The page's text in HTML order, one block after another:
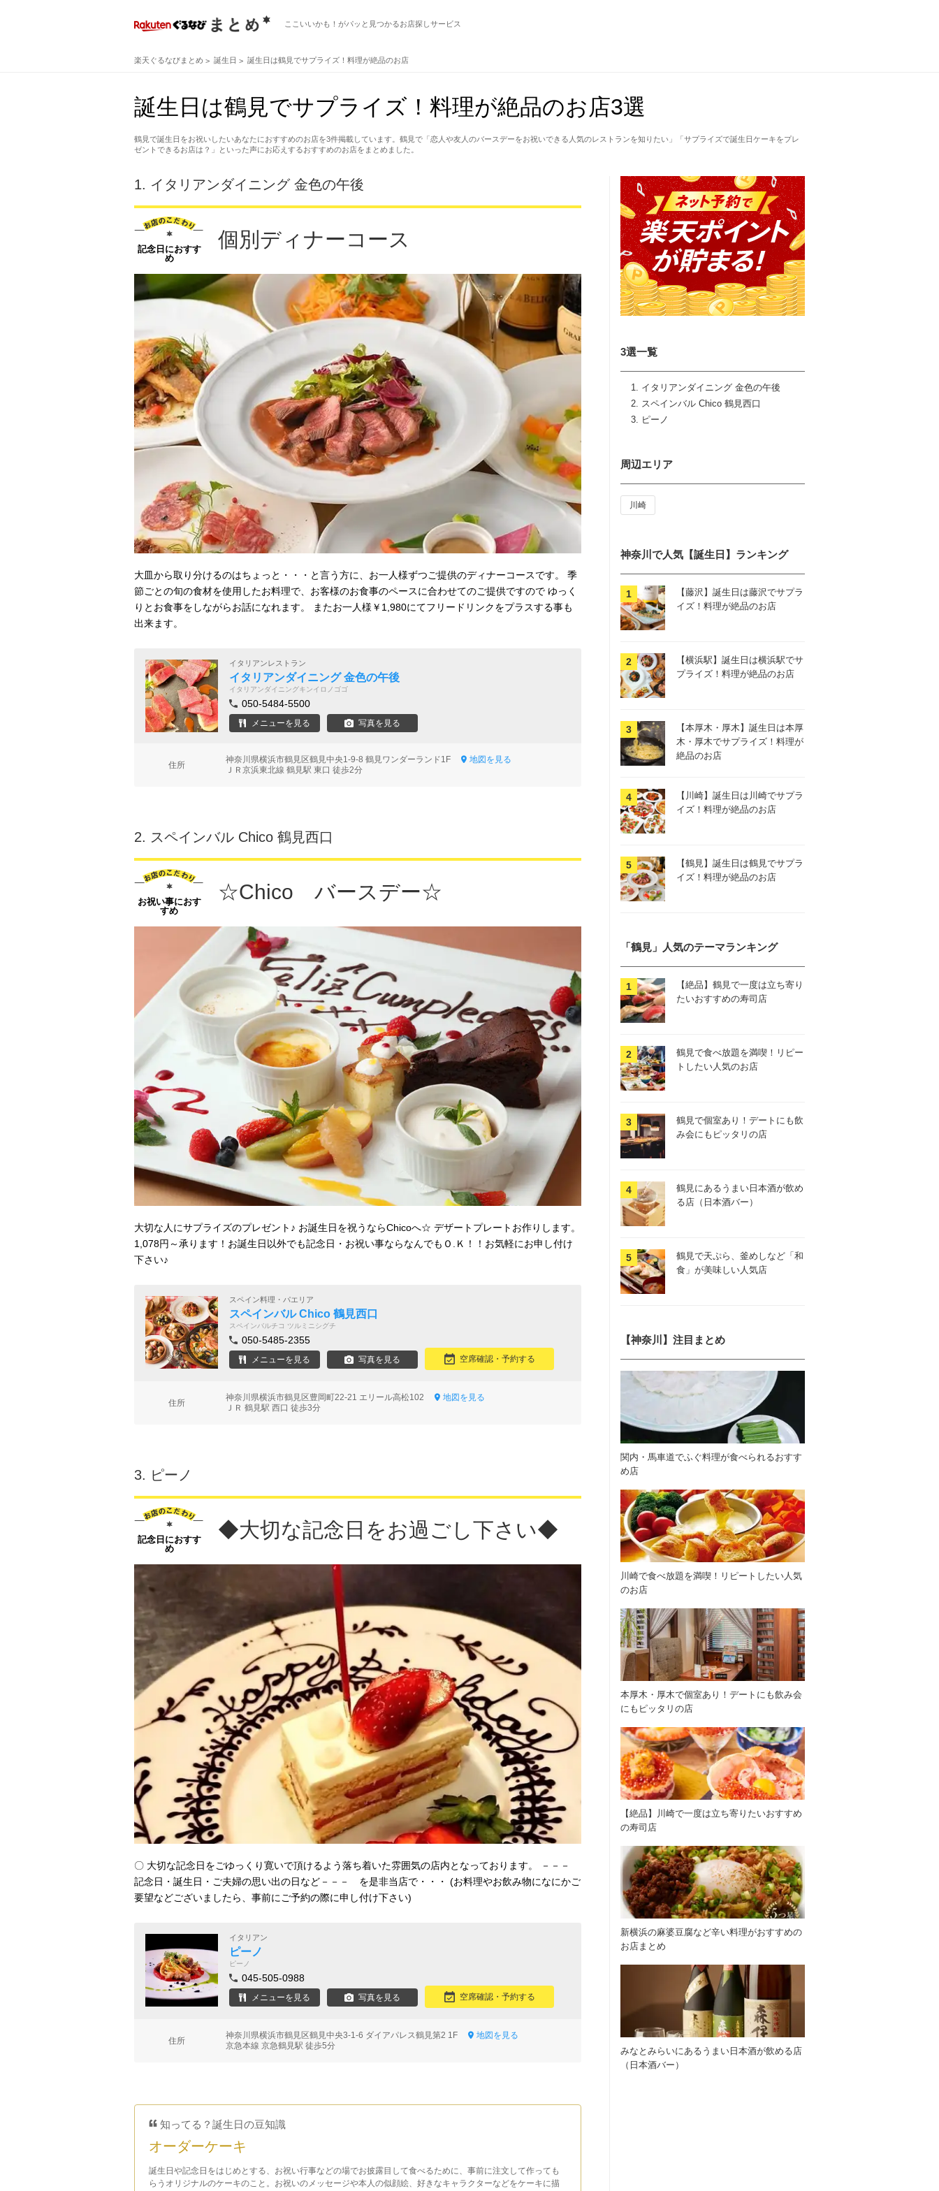
ここいいかも！がパッと見つかるお店探しサービス
楽天ぐるなびまとめ 誕生日 誕生日は鶴見でサプライズ！料理が絶品のお店
誕生日は鶴見でサプライズ！料理が絶品のお店3選
鶴見で誕生日をお祝いしたいあなたにおすすめのお店を3件掲載しています。鶴見で「恋人や友人のバースデーをお祝いできる人気のレストランを知りたい」「サプライズで誕生日ケーキをプレ
ゼントできるお店は？」といった声にお応えするおすすめのお店をまとめました。
3選一覧
イタリアンダイニング 金色の午後
スペインバル Chico 鶴見西口
ピーノ
1. イタリアンダイニング 金色の午後
記念日におすす
め
個別ディナーコース
大皿から取り分けるのはちょっと・・・と言う方に、お一人様ずつご提供のディナーコースです。 季
節ごとの旬の食材を使用したお料理で、お客様のお食事のペースに合わせてのご提供ですので ゆっく
りとお食事をしながらお話になれます。 またお一人様￥1,980にてフリードリンクをプラスする事も
出来ます。
イタリアンレストラン
イタリアンダイニング 金色の午後
イタリアンダイニングキンイロノゴゴ
050-5484-5500
メニューを見る 写真を見る
住所
神奈川県横浜市鶴見区鶴見中央1-9-8 鶴見ワンダーランド1F
地図を見る
ＪＲ京浜東北線 鶴見駅 東口 徒歩2分
2. スペインバル Chico 鶴見西口
お祝い事におす
すめ
☆Chico バースデー☆
大切な人にサプライズのプレゼント♪ お誕生日を祝うならChicoへ☆ デザートプレートお作りします。
1,078円～承ります！お誕生日以外でも記念日・お祝い事ならなんでもＯ.Ｋ！！お気軽にお申し付け
下さい♪
スペイン料理・パエリア
スペインバル Chico 鶴見西口
スペインバルチコ ツルミニシグチ
050-5485-2355
メニューを見る 写真を見る 空席確認・予約する
住所
神奈川県横浜市鶴見区豊岡町22-21 エリール高松102
地図を見る
ＪＲ 鶴見駅 西口 徒歩3分
3. ピーノ
記念日におすす
め
◆大切な記念日をお過ごし下さい◆
〇 大切な記念日をごゆっくり寛いで頂けるよう落ち着いた雰囲気の店内となっております。 －－－
記念日・誕生日・ご夫婦の思い出の日など－－－ を是非当店で・・・ (お料理やお飲み物になにかご
要望などございましたら、事前にご予約の際に申し付け下さい)
イタリアン
ピーノ
ピーノ
045-505-0988
メニューを見る 写真を見る 空席確認・予約する
住所
神奈川県横浜市鶴見区鶴見中央3-1-6 ダイアパレス鶴見第2 1F
地図を見る
京急本線 京急鶴見駅 徒歩5分
知ってる？誕生日の豆知識
オーダーケーキ
誕生日や記念日をはじめとする、お祝い行事などの場でお披露目して食べるために、事前に注文して作っても
らうオリジナルのケーキのこと。お祝いのメッセージや本人の似顔絵、好きなキャラクターなどをケーキに描
周辺エリア
川崎
神奈川で人気【誕生日】ランキング
【藤沢】誕生日は藤沢でサプラ
イズ！料理が絶品のお店
【横浜駅】誕生日は横浜駅でサ
プライズ！料理が絶品のお店
【本厚木・厚木】誕生日は本厚
木・厚木でサプライズ！料理が
絶品のお店
【川崎】誕生日は川崎でサプラ
イズ！料理が絶品のお店
【鶴見】誕生日は鶴見でサプラ
イズ！料理が絶品のお店
「鶴見」人気のテーマランキング
【絶品】鶴見で一度は立ち寄り
たいおすすめの寿司店
鶴見で食べ放題を満喫！リピー
トしたい人気のお店
鶴見で個室あり！デートにも飲
み会にもピッタリの店
鶴見にあるうまい日本酒が飲め
る店（日本酒バー）
鶴見で天ぷら、釜めしなど「和
食」が美味しい人気店
【神奈川】注目まとめ
関内・馬車道でふぐ料理が食べられるおすす
め店
川崎で食べ放題を満喫！リピートしたい人気
のお店
本厚木・厚木で個室あり！デートにも飲み会
にもピッタリの店
【絶品】川崎で一度は立ち寄りたいおすすめ
の寿司店
新横浜の麻婆豆腐など辛い料理がおすすめの
お店まとめ
みなとみらいにあるうまい日本酒が飲める店
（日本酒バー）